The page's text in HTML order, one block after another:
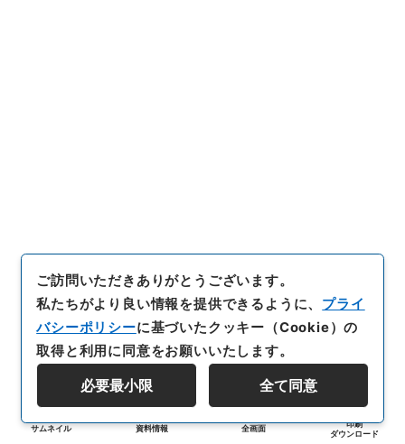
サムネイル 資料情報 全画面
印刷
ダウンロード
ご訪問いただきありがとうございます。
私たちがより良い情報を提供できるように、 プライ
バシーポリシーに基づいたクッキー（Cookie）の
取得と利用に同意をお願いいたします。
必要最小限 全て同意